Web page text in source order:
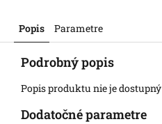
Popis Parametre
Podrobný popis
Popis produktu nie je dostupný
Dodatočné parametre